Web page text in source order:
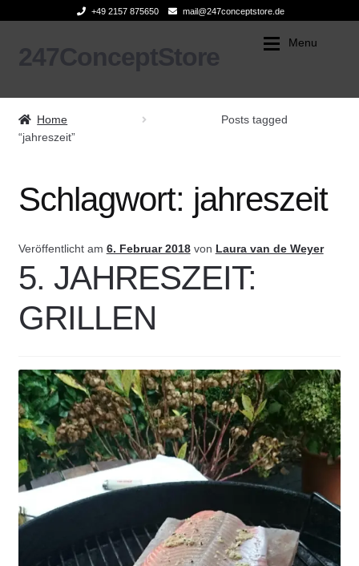
+49 2157 875650 mail@247conceptstore.de
Zur
Zum
247ConceptStore
Menu
INNENEINRICHTUNG
ÜBER FERLEON
PATIO COOKER
COOKWARE FERLEON
ZUBEHÖR FERLEON
DEKORATION
BLOG
PREVIEW
BLOG
for:
0 Artikel
Home
Posts tagged
“jahreszeit”
Schlagwort: jahreszeit
Veröffentlicht am 6. Februar 2018 von Laura van de Weyer
5. JAHRESZEIT:
GRILLEN